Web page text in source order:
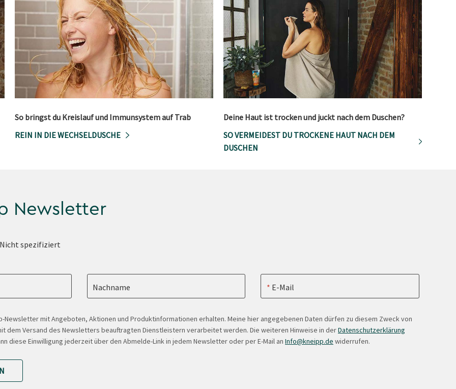
So bringst du Kreislauf und Immunsystem auf Trab
REIN IN DIE WECHSELDUSCHE
Deine Haut ist trocken und juckt nach dem Duschen?
SO VERMEIDEST DU TROCKENE HAUT NACH DEM
DUSCHEN
Newsletter
Nicht spezifiziert
Nachname E-Mail
Newsletter mit Angeboten, Aktionen und Produktinformationen erhalten. Meine hier angegebenen Daten dürfen zu diesem Zweck von
dem Versand des Newsletters beauftragten Dienstleistern verarbeitet werden. Die weiteren Hinweise in derDatenschutzerklärung
diese Einwilligung jederzeit über den Abmelde-Link in jedem Newsletter oder per E-Mail an Info@kneipp.de widerrufen.